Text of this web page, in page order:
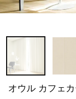
オウル カフェ